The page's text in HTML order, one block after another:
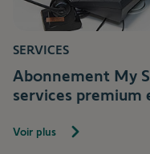
SERVICES
Abonnement My
services premium
Voir plus